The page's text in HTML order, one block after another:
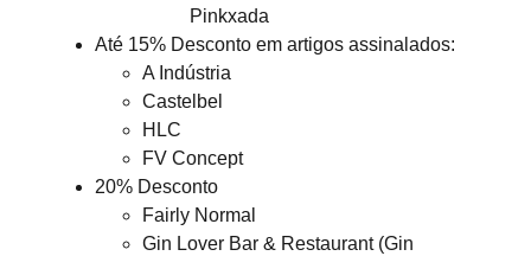
Pinkxada
Até 15% Desconto em artigos assinalados:
A Indústria
Castelbel
HLC
FV Concept
20% Desconto
Fairly Normal
Gin Lover Bar & Restaurant (Gin